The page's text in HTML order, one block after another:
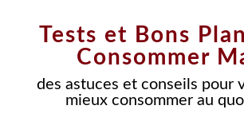
Tests et Bons
Consommer
des astuces et conseils pour
mieux consommer au